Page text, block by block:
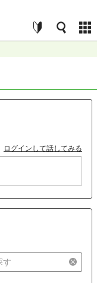
ログインして話してみる